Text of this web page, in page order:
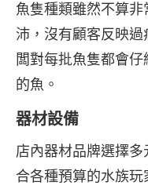
魚隻種類雖然不算
沛，沒有顧客反映
闆對每批魚隻都會
的魚。
器材設備
店內器材品牌選擇
合各種預算的水族